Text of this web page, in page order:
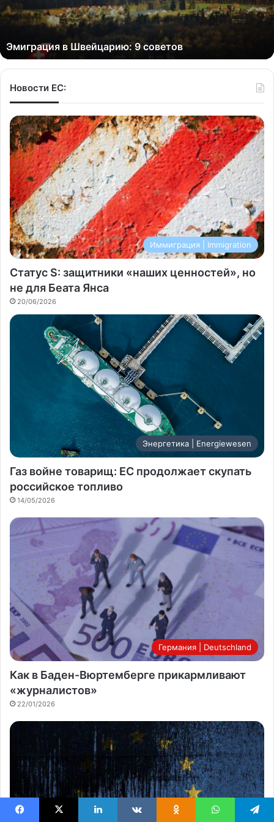
Эмиграция в Швейцарию: 9 советов
Новости ЕС:
Иммиграция | Immigration
Статус S: защитники «наших ценностей», но
не для Беата Янса
20/06/2026
Энергетика | Energiewesen
Газ войне товарищ: ЕС продолжает скупать
российское топливо
14/05/2026
Германия | Deutschland
Как в Баден-Вюртемберге прикармливают
«журналистов»
22/01/2026